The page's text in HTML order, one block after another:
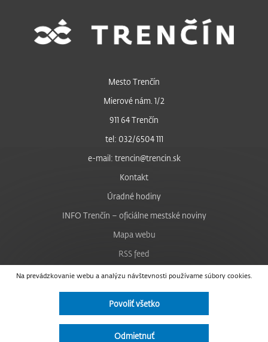
Na prevádzkovanie webu a analýzu návštevnosti používame súbory cookies.
Povoliť všetko
Odmietnuť
Mesto Trenčín
Mierové nám. 1/2
911 64 Trenčín
tel: 032/6504 111
e-mail: trencin@trencin.sk
Kontakt
Úradné hodiny
INFO Trenčín – oficiálne mestské noviny
Mapa webu
RSS feed
Nastavenie cookies
Facebook
Instagram